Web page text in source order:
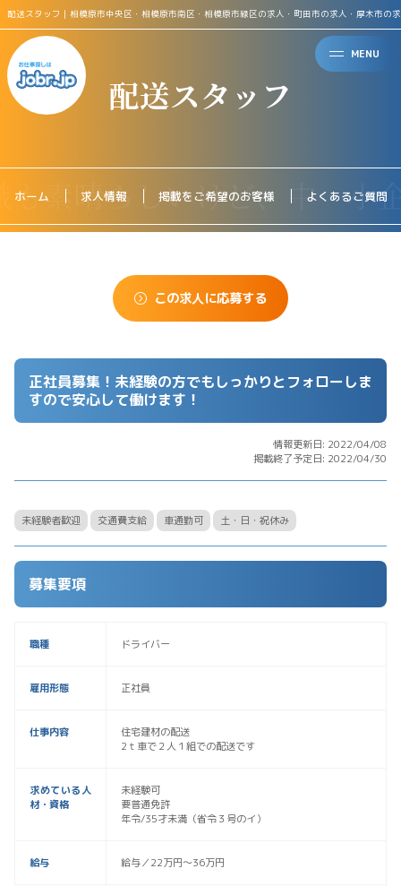
MENU
配送スタッフ｜相模原市中央区・相模原市南区・相模原市緑区の求人・町田市の求人・厚木市の
配送スタッフ
ホーム 求人情報 掲載をご希望のお客様 よくあるご質問
この求人に応募する
正社員募集！未経験の方でもしっかりとフォローしま
すので安心して働けます！
情報更新日: 2022/04/08
掲載終了予定日: 2022/04/30
未経験者歓迎 交通費支給 車通勤可 土・日・祝休み
募集要項
職種 ドライバー
雇用形態 正社員
仕事内容
住宅建材の配送
2ｔ車で２人１組での配送です
求めている人
材・資格
未経験可
要普通免許
年令/35才未満（省令３号のイ）
給与 給与／22万円～36万円